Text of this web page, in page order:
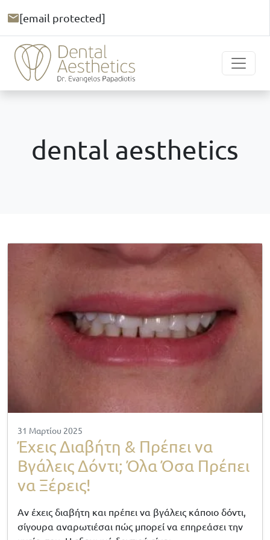
[email protected]
dental aesthetics
31 Μαρτίου 2025
Έχεις Διαβήτη & Πρέπει να
Βγάλεις Δόντι; Όλα Όσα Πρέπει
να Ξέρεις!
Αν έχεις διαβήτη και πρέπει να βγάλεις κάποιο δόντι,
σίγουρα αναρωτιέσαι πώς μπορεί να επηρεάσει την